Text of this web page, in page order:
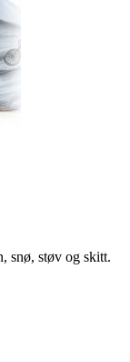
snø, støv og skitt.